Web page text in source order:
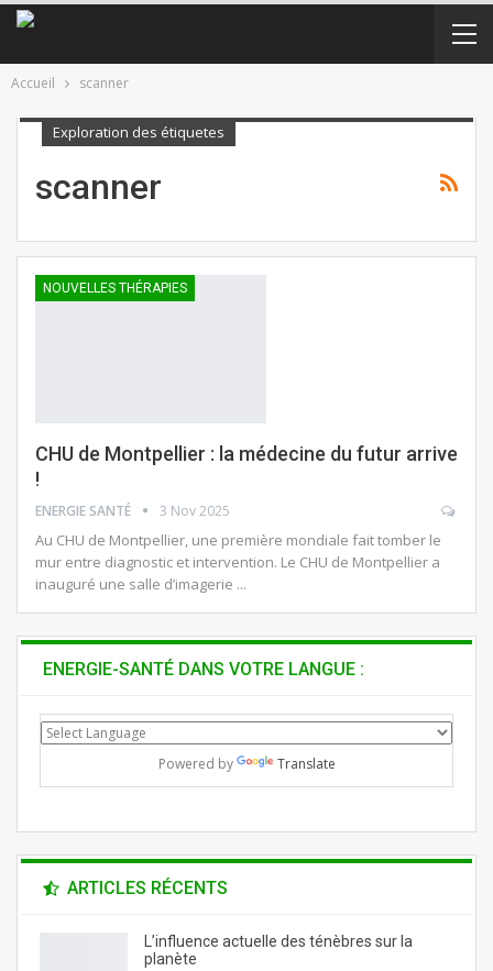
Accueil scanner
Exploration des étiquetes
scanner
NOUVELLES THÉRAPIES
CHU de Montpellier : la médecine du futur arrive
!
ENERGIE SANTÉ 3 Nov 2025
Au CHU de Montpellier, une première mondiale fait tomber le
mur entre diagnostic et intervention. Le CHU de Montpellier a
inauguré une salle d’imagerie ...
ENERGIE-SANTÉ DANS VOTRE LANGUE :
Powered by Translate
ARTICLES RÉCENTS
L’influence actuelle des ténèbres sur la
planète